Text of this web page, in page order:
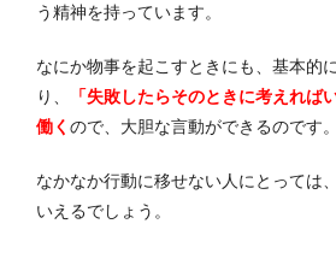
う精神を持っています。
なにか物事を起こすときにも、基本的
り、
「失敗したらそのときに考えれば
働く ので、大胆な言動ができるのです。
なかなか行動に移せない人にとっては
いえるでしょう。